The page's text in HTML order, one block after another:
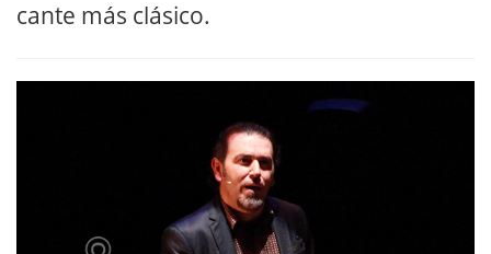
cante más clásico.